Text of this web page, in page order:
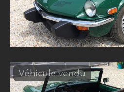
Véhicule vendu